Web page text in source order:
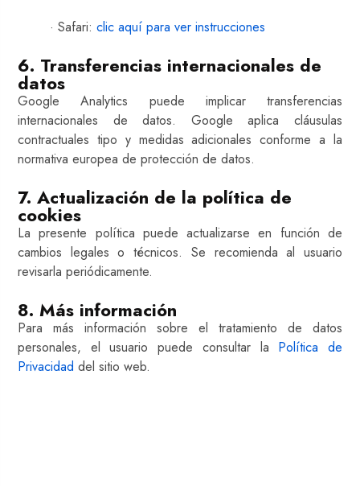
· Safari: clic aquí para ver instrucciones
6. Transferencias internacionales de
datos
Google Analytics puede implicar transferencias
internacionales de datos. Google aplica cláusulas
contractuales tipo y medidas adicionales conforme a la
normativa europea de protección de datos.
7. Actualización de la política de
cookies
La presente política puede actualizarse en función de
cambios legales o técnicos. Se recomienda al usuario
revisarla periódicamente.
8. Más información
Para más información sobre el tratamiento de datos
personales, el usuario puede consultar la Política de
Privacidad del sitio web.